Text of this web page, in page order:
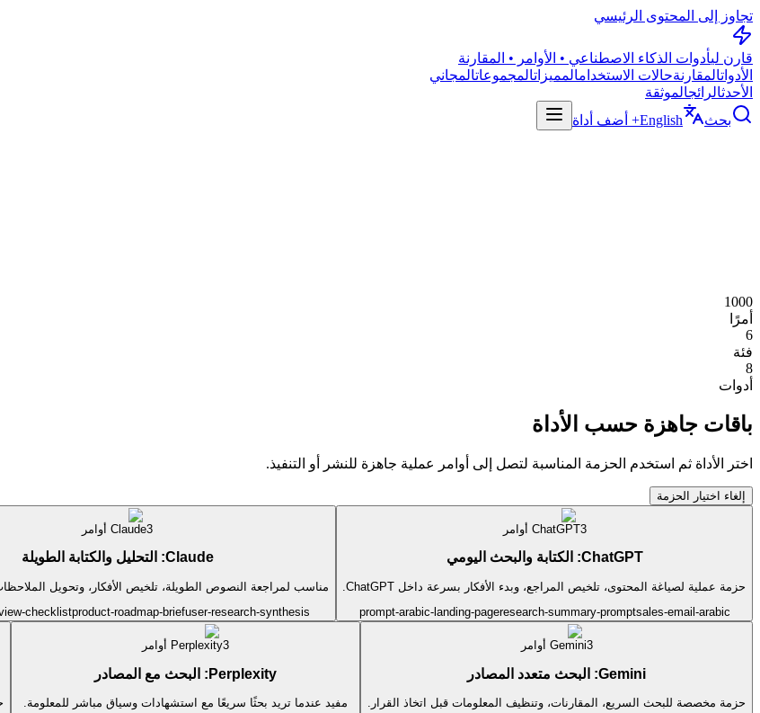
تجاوز إلى المحتوى الرئيسي
قارن ليأدوات الذكاء الاصطناعي • الأوامر • المقارنة
الأدواتالمقارنةحالات الاستخدامالمميزاتالمجموعاتالمجاني
الأحدثالرائجالموثقة
بحث
English+ أضف أداة
1000
أمرًا
6
فئة
8
أدوات
باقات جاهزة حسب الأداة
اختر الأداة ثم استخدم الحزمة المناسبة لتصل إلى أوامر عملية جاهزة للنشر أو التنفيذ.
إلغاء اختيار الحزمة
ChatGPT3 أوامر
ChatGPT: الكتابة والبحث اليومي
حزمة عملية لصياغة المحتوى، تلخيص المراجع، وبدء الأفكار بسرعة داخل ChatGPT.
prompt-arabic-landing-pageresearch-summary-promptsales-email-arabic
Claude3 أوامر
Claude: التحليل والكتابة الطويلة
مناسب لمراجعة النصوص الطويلة، تلخيص الأفكار، وتحويل
checklistproduct-roadmap-briefuser-research-synthesis
Gemini3 أوامر
Gemini: البحث متعدد المصادر
حزمة مخصصة للبحث السريع، المقارنات، وتنظيف المعلومات قبل اتخاذ القرار.
Perplexity3 أوامر
Perplexity: البحث مع المصادر
مفيد عندما تريد بحثًا سريعًا مع استشهادات وسياق مباشر للمعلومة.